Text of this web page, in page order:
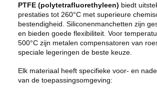
PTFE (polytetrafluorethyleen) biedt
prestaties tot 260°C met superieure
bestendigheid. Siliconenmanchetten zijn
en bieden goede flexibiliteit. Voor
500°C zijn metalen compensatoren van
speciale legeringen de beste keuze.
Elk materiaal heeft specifieke voor- en
van de toepassingsomgeving: